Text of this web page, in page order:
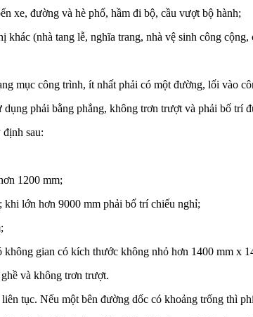
xe, đường và hè phố, hầm đi bộ, cầu vượt bộ hành;
khác (nhà tang lễ, nghĩa trang, nhà vệ sinh công
mục công trình, ít nhất phải có một đường, lối vào
phải bằng phẳng, không trơn trượt và phải bố trí
sau:
1200 mm;
lớn hơn 9000 mm phải bố trí chiếu nghỉ;
gian có kích thước không nhỏ hơn 1400 mm x
và không trơn trượt.
tục. Nếu một bên đường dốc có khoảng trống thì